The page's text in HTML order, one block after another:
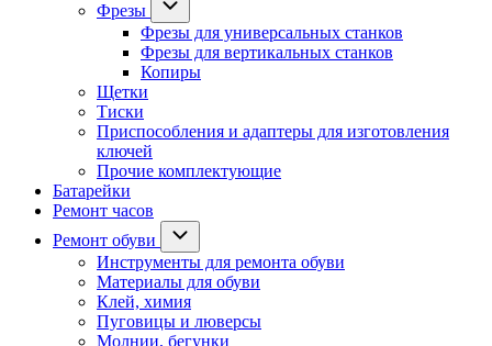
Фрезы
Фрезы для универсальных станков
Фрезы для вертикальных станков
Копиры
Щетки
Тиски
Приспособления и адаптеры для изготовления
ключей
Прочие комплектующие
Батарейки
Ремонт часов
Ремонт обуви
Инструменты для ремонта обуви
Материалы для обуви
Клей, химия
Пуговицы и люверсы
Молнии, бегунки